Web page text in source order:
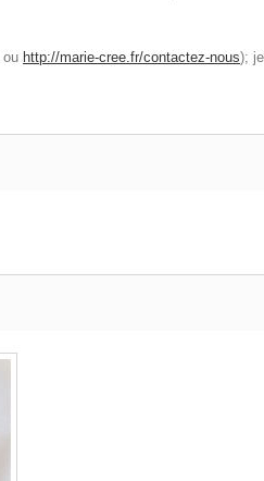
ou http://marie-cree.fr/contactez-nous);